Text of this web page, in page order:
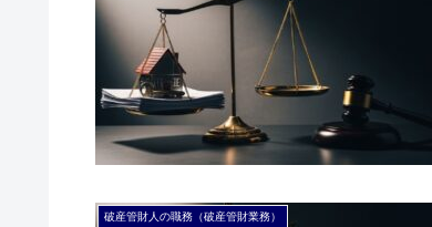
破産管財人の職務（破産管財業務）